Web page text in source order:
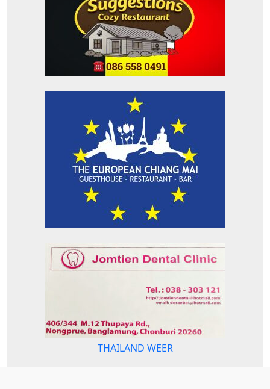
THAILAND WEER